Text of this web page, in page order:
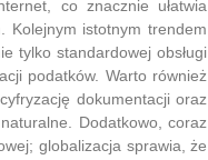
co znacznie ułatwia
Kolejnym istotnym trendem
tylko standardowej obsługi
podatków. Warto również
dokumentacji oraz
Dodatkowo, coraz
globalizacja sprawia, że